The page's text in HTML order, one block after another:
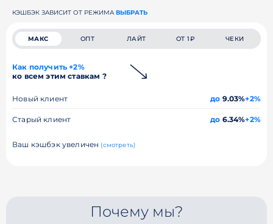
КЭШБЭК ЗАВИСИТ ОТ РЕЖИМА ВЫБРАТЬ
МАКС ОПТ ЛАЙТ ОТ 1₽ ЧЕКИ
Как получить +2%
ко всем этим ставкам ?
Новый клиент до 9.03%+2%
Старый клиент до 6.34%+2%
Ваш кэшбэк увеличен (смотреть)
Почему мы?